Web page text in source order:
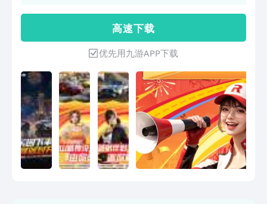
田 GR Supra」、「日产 GT-R R35」；全
新趣味鉴宝玩法「巅峰鉴宝」限时开启，
一键实现暴富美梦；更有全新巅峰派对主
题时装、全新领航伴侣推出，带你畅玩
「巅峰派对」！
高 速 下 载
优先用九游APP下载